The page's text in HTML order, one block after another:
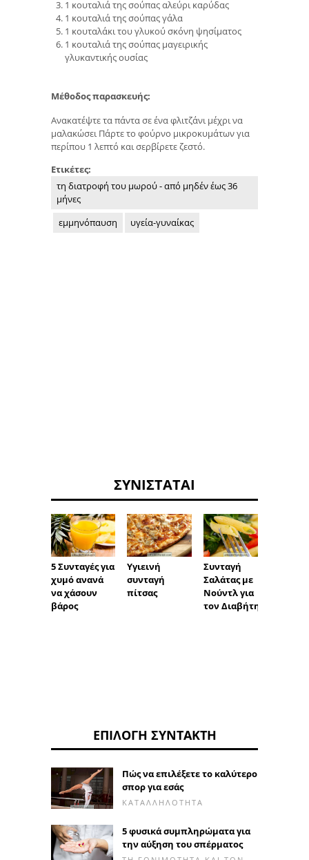
1 κουταλιά της σούπας αλεύρι καρύδας
1 κουταλιά της σούπας γάλα
1 κουταλάκι του γλυκού σκόνη ψησίματος
1 κουταλιά της σούπας μαγειρικής
γλυκαντικής ουσίας
Μέθοδος παρασκευής:
Ανακατέψτε τα πάντα σε ένα φλιτζάνι μέχρι να
μαλακώσει Πάρτε το φούρνο μικροκυμάτων για
περίπου 1 λεπτό και σερβίρετε ζεστό.
Ετικέτες:
τη διατροφή του μωρού - από μηδέν έως 36
μήνες
εμμηνόπαυση
υγεία-γυναίκας
ΣΥΝΙΣΤΆΤΑΙ
5 Συνταγές για
χυμό ανανά
να χάσουν
βάρος
Υγιεινή
συνταγή
πίτσας
Συνταγή
Σαλάτας με
Νούντλ για
τον Διαβήτη
ΕΠΙΛΟΓΉ ΣΥΝΤΆΚΤΗ
Πώς να επιλέξετε το καλύτερο
σπορ για εσάς
ΚΑΤΑΛΛΗΛΌΤΗΤΑ
5 φυσικά συμπληρώματα για
την αύξηση του σπέρματος